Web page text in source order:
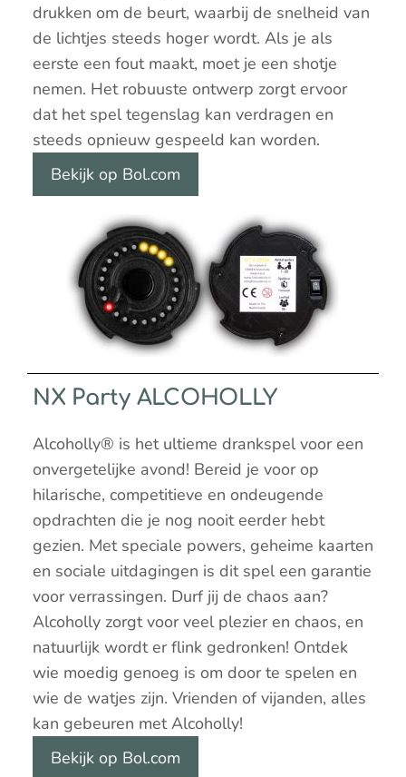
drukken om de beurt, waarbij de snelheid van
de lichtjes steeds hoger wordt. Als je als
eerste een fout maakt, moet je een shotje
nemen. Het robuuste ontwerp zorgt ervoor
dat het spel tegenslag kan verdragen en
steeds opnieuw gespeeld kan worden.
Bekijk op Bol.com
NX Party ALCOHOLLY
Alcoholly® is het ultieme drankspel voor een
onvergetelijke avond! Bereid je voor op
hilarische, competitieve en ondeugende
opdrachten die je nog nooit eerder hebt
gezien. Met speciale powers, geheime kaarten
en sociale uitdagingen is dit spel een garantie
voor verrassingen. Durf jij de chaos aan?
Alcoholly zorgt voor veel plezier en chaos, en
natuurlijk wordt er flink gedronken! Ontdek
wie moedig genoeg is om door te spelen en
wie de watjes zijn. Vrienden of vijanden, alles
kan gebeuren met Alcoholly!
Bekijk op Bol.com